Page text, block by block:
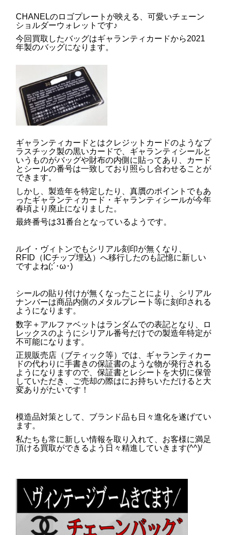
CHANELのロゴプレートが映える、可愛いチェーン
ショルダーウォレットです♪
今回買取したバッグはギャランティカードから2021
年製のバッグになります。
ギャランティカードとはクレジットカードのようなプ
ラスチック製の黒いカードで、ギャランティシールと
いうものがバッグや財布の内側に貼ってあり、カード
とシールの番号は一致しており照らし合わせることが
できます。
しかし、製造年を特定したり、真贋のポイントでもあ
ったギャランティカード・ギャランティシールが今年
春頃より廃止になりました。
最終番号は31番台となっているようです。
ルイ・ヴィトンでもシリアル刻印が無くなり、
RFID（ICチップ埋込）へ移行したのも記憶に新しい
ですよね(;´･ω･)
シールの貼り付けが無くなったことにより、シリアル
ナンバーは商品内側のメタルプレート等に刻印される
ようになります。
数字＋アルファベットはランダムでの表記となり、ロ
レックスのようにシリアル番号だけでの製造年特定が
不可能になります。
正規販売店（ブティック等）では、ギャランティカー
ドの代わりに手書きの保証書のような物が発行される
ようになりますので、保証書とレシートを大切に保管
していただき、ご売却の際はにお持ちいただけると大
変ありがたいです！
模造品対策として、ブランド品も日々進化を遂げてい
ます。
私たちも常に新しい情報を取り入れて、お客様に満足
頂ける買取ができるよう日々精進していきます(^^)/